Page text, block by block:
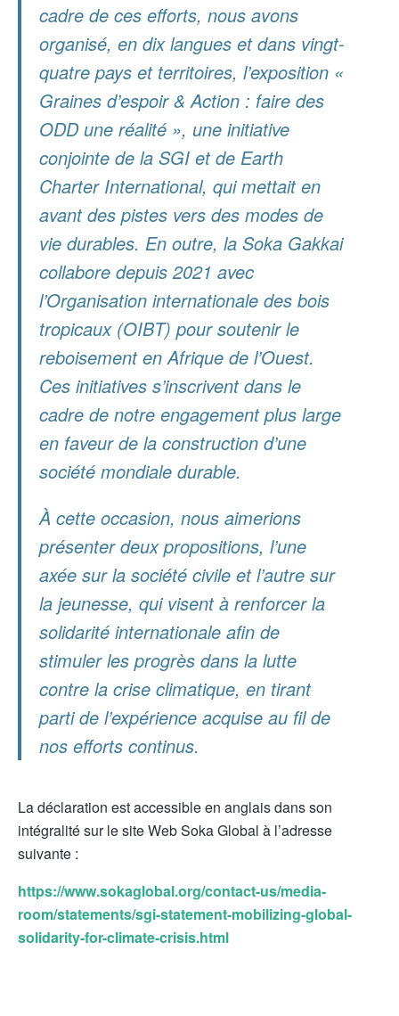
cadre de ces efforts, nous avons
organisé, en dix langues et dans vingt-
quatre pays et territoires, l’exposition «
Graines d’espoir & Action : faire des
ODD une réalité », une initiative
conjointe de la SGI et de Earth
Charter International, qui mettait en
avant des pistes vers des modes de
vie durables. En outre, la Soka Gakkai
collabore depuis 2021 avec
l’Organisation internationale des bois
tropicaux (OIBT) pour soutenir le
reboisement en Afrique de l’Ouest.
Ces initiatives s’inscrivent dans le
cadre de notre engagement plus large
en faveur de la construction d’une
société mondiale durable.
À cette occasion, nous aimerions
présenter deux propositions, l’une
axée sur la société civile et l’autre sur
la jeunesse, qui visent à renforcer la
solidarité internationale afin de
stimuler les progrès dans la lutte
contre la crise climatique, en tirant
parti de l’expérience acquise au fil de
nos efforts continus.
La déclaration est accessible en anglais dans son
intégralité sur le site Web Soka Global à l’adresse
suivante :
https://www.sokaglobal.org/contact-us/media-
room/statements/sgi-statement-mobilizing-global-
solidarity-for-climate-crisis.html